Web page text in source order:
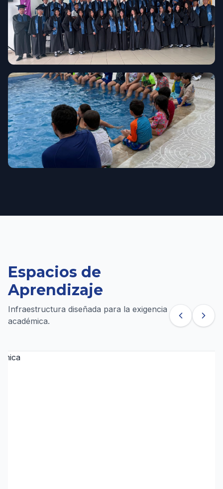
Graduación
Espacios de
Aprendizaje
Infraestructura diseñada para la exigencia
académica.